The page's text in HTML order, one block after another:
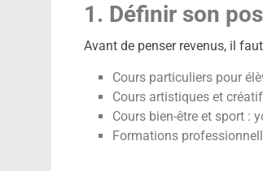
1. Définir son
Avant de penser revenus, il
Cours particuliers pour
Cours artistiques et
Cours bien-être et sport :
Formations